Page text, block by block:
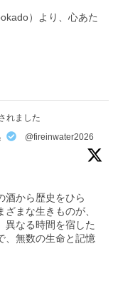
）より、心あた
れました
@fireinwater2026
酒から歴史をひら
まな生きものが、
異なる時間を宿した
、無数の生命と記憶